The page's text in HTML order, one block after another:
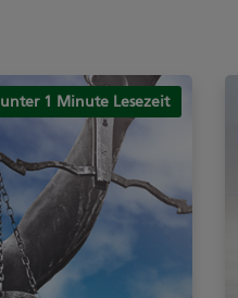
unter 1 Minute Lesezeit